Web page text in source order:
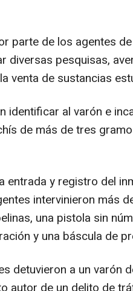
parte de los agentes
diversas pesquisas,
venta de sustancias
identificar al varón e
de más de tres
entrada y registro del
intervinieron más
una pistola sin
y una báscula de
detuvieron a un varón